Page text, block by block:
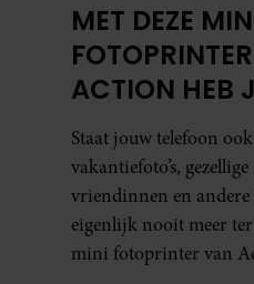
MET DEZE
ACTION HEB
FAVORIETE
ÉÉN MINUUT
Staat jouw telefoon
vakantiefoto’s,
vriendinnen en
eigenlijk nooit meer
mini fotoprinter van